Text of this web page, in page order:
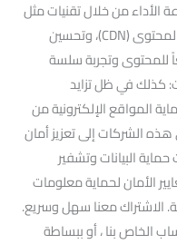
من خلال تقنيات مثل
تحسين الصور، واستخدام شبكات توصيل المحتوى (CDN)، وتحسين
للمحتوى وتجربة سلسة
كذلك في ظل تزايد
المواقع الإلكترونية من
الشركات إلى تعزيز أمان
البيانات وتشفير
الأمان لحماية معلومات
الاشتراك معنا سهل وسريع.
الخاص بنا ، أو ببساطة